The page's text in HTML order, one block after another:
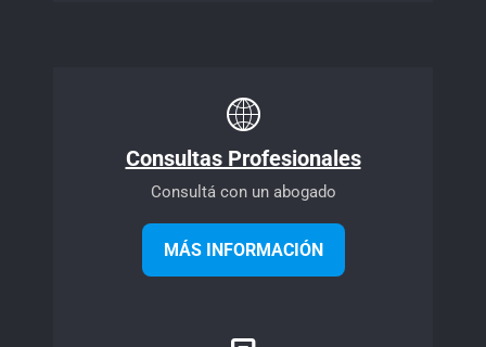
Consultas Profesionales
Consultá con un abogado
MÁS INFORMACIÓN